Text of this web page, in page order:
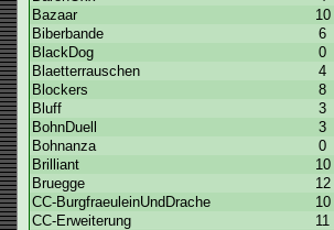
Bazaar
10
Biberbande
6
BlackDog
0
Blaetterrauschen
4
Blockers
8
Bluff
3
BohnDuell
3
Bohnanza
0
Brilliant
10
Bruegge
12
CC-BurgfraeuleinUndDrache
10
CC-Erweiterung
11